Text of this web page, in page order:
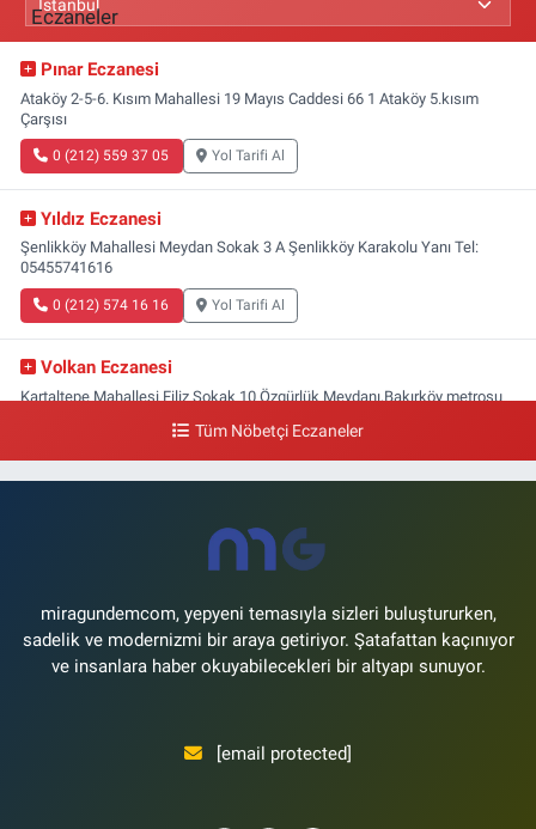
Pınar Eczanesi
Ataköy 2-5-6. Kısım Mahallesi 19 Mayıs Caddesi 66 1 Ataköy 5.kısım
Çarşısı
0 (212) 559 37 05 Yol Tarifi Al
Yıldız Eczanesi
Şenlikköy Mahallesi Meydan Sokak 3 A Şenlikköy Karakolu Yanı Tel:
05455741616
0 (212) 574 16 16 Yol Tarifi Al
Volkan Eczanesi
Kartaltepe Mahallesi Filiz Sokak 10 Özgürlük Meydanı,Bakırköy metrosu
Yeşilköy Mahallesi Doğruyol Sokak 7 A Dürümcü Baba'nın Bir Alt
0 (212) 663 11 97
Tüm Nöbetçi Eczaneler
miragundemcom, yepyeni temasıyla sizleri buluştururken,
sadelik ve modernizmi bir araya getiriyor. Şatafattan kaçınıyor
ve insanlara haber okuyabilecekleri bir altyapı sunuyor.
[email protected]